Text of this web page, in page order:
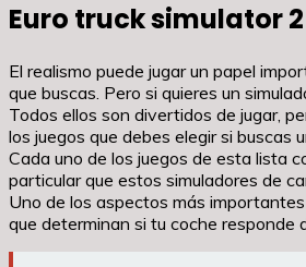
Euro truck simulator 2
El realismo puede jugar un papel
que buscas. Pero si quieres un
Todos ellos son divertidos de jugar,
los juegos que debes elegir si buscas
Cada uno de los juegos de esta lista
particular que estos simuladores de
Uno de los aspectos más
que determinan si tu coche responde